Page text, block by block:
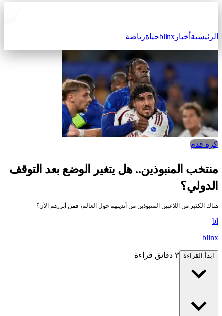
الرئيسية أخبار blinxحياةرياضة
كرة قدم
منتخب المنبوذين.. هل يتغير الوضع بعد التوقف
الدولي؟
هناك الكثير من اللاعبين المنبوذين من أنديتهم حول العالم، فمن أبرزهم الآن؟
bl
blinx
ابدأ القراءة ٣ دقائق قراءة